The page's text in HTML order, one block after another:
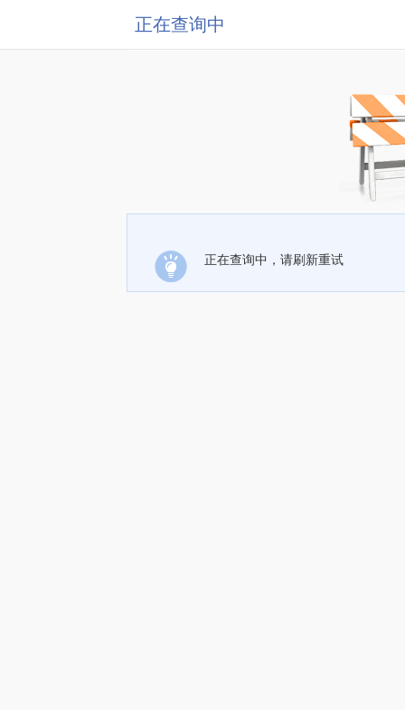
正在查询中
正在查询中，请刷新重试